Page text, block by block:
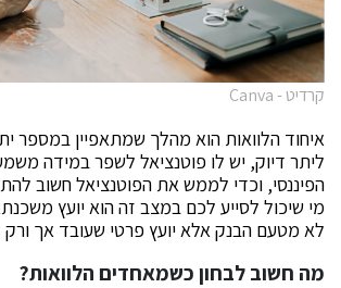
קרדיט - Canva
איחוד הלוואות הוא מהלך שמתאפיין במספר
ליתר דיוק, יש לו פוטנציאל לשפר במידה
הפיננסי, וכדי לממש את הפוטנציאל חשוב
מי שיכול לסייע לכם במצב זה הוא יועץ
לא מטעם הבנק אלא יועץ פרטי שעובד אך
מה חשוב לבחון כשמאחדים הלוואות?